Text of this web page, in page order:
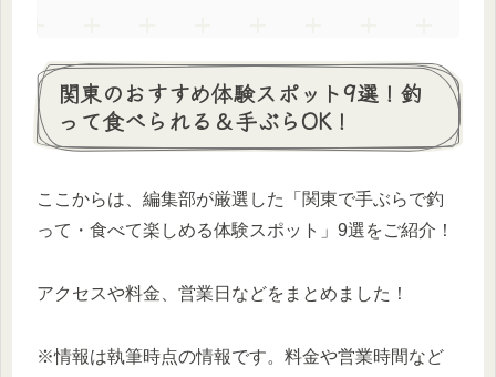
関東のおすすめ体験スポット9選！釣
って食べられる＆手ぶらOK！
ここからは、編集部が厳選した「関東で手ぶらで釣
って・食べて楽しめる体験スポット」9選をご紹介！
アクセスや料金、営業日などをまとめました！
※情報は執筆時点の情報です。料金や営業時間など